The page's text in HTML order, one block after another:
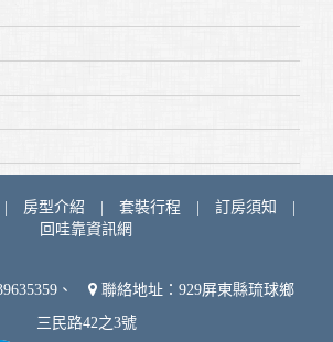
房型介紹 套裝行程 訂房須知
回哇靠資訊網
、
聯絡地址：929屏東縣琉球鄉
三民路42之3號